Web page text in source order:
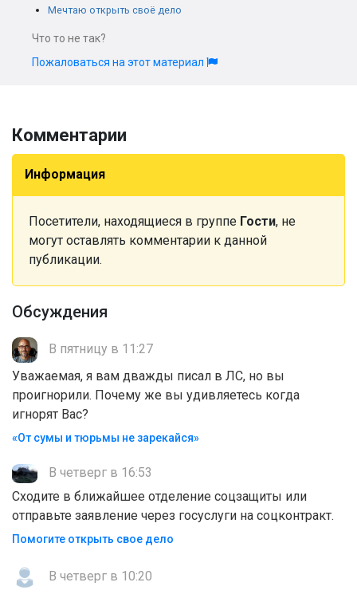
Мечтаю открыть своё дело
Что то не так?
Пожаловаться на этот материал
Комментарии
Информация
Посетители, находящиеся в группе Гости, не
могут оставлять комментарии к данной
публикации.
Обсуждения
В пятницу в 11:27
Уважаемая, я вам дважды писал в ЛС, но вы
проигнорили. Почему же вы удивляетесь когда
игнорят Вас?
«От сумы и тюрьмы не зарекайся»
В четверг в 16:53
Сходите в ближайшее отделение соцзащиты или
отправьте заявление через госуслуги на соцконтракт.
Помогите открыть свое дело
В четверг в 10:20